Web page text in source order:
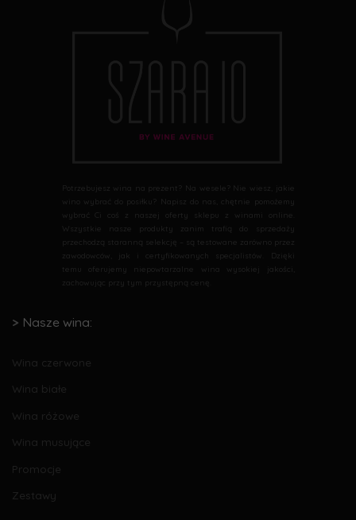
Nasze wina:
Wina czerwone
Wina białe
Wina różowe
Wina musujące
Promocje
Zestawy
Potrzebujesz wina na prezent? Na wesele? Nie wiesz, jakie
wino wybrać do posiłku? Napisz do nas, chętnie pomożemy
wybrać Ci coś z naszej oferty sklepu z winami online.
Wszystkie nasze produkty zanim trafią do sprzedaży
przechodzą staranną selekcję – są testowane zarówno przez
zawodowców, jak i certyfikowanych specjalistów. Dzięki
temu oferujemy niepowtarzalne wina wysokiej jakości,
zachowując przy tym przystępną cenę.